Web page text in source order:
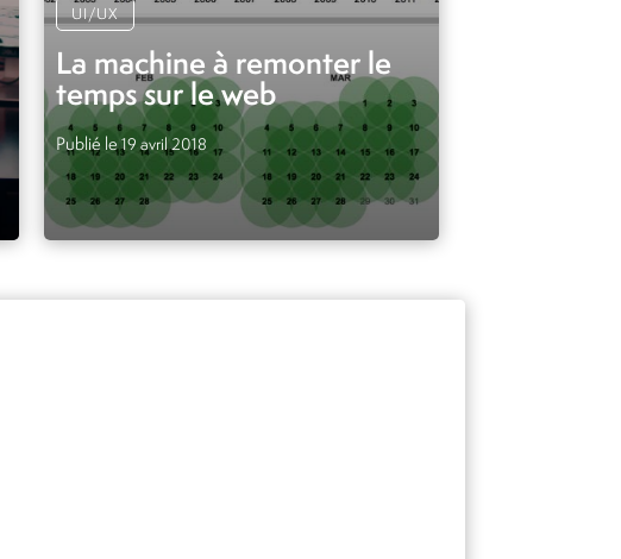
UI/UX
La machine à remonter le
temps sur le web
Publié le19 avril 2018